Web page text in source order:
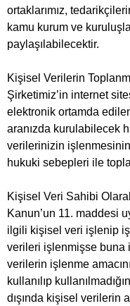
ortaklarımız,
kamu kurum ve
paylaşılabilecektir.
Kişisel Verilerin
Şirketimiz’in internet
elektronik ortamda
aranızda kurulabilecek
verilerinizin işlenmesinin
hukuki sebepleri ile
Kişisel Veri Sahibi
Kanun’un 11. maddesi
ilgili kişisel veri işlenip
verileri işlenmişse buna
verilerin işlenme
kullanılıp
dışında kişisel verilerin